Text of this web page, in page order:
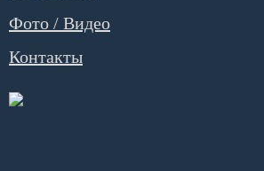
Фото / Видео
Контакты